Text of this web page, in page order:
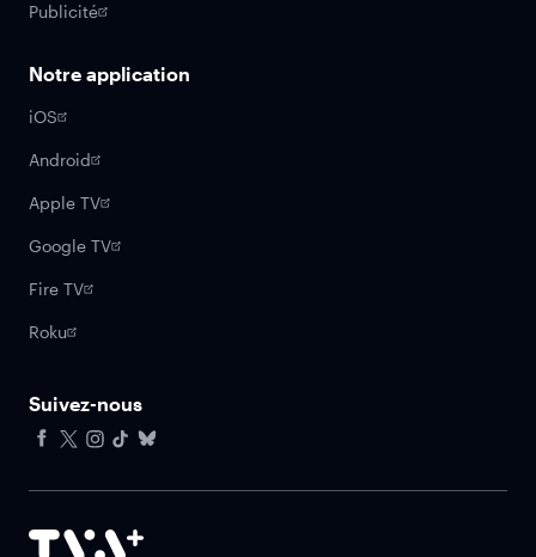
Publicité
Notre application
iOS
Android
Apple TV
Google TV
Fire TV
Roku
Suivez-nous